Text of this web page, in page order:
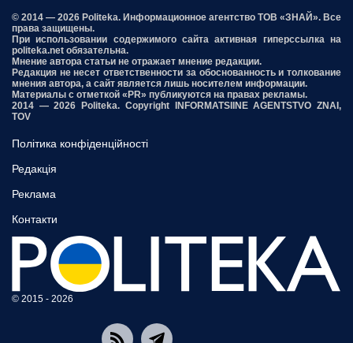
© 2014 — 2026 Politeka. Информационное агентство ТОВ «ЗНАЙ». Все
права защищены.
При использовании содержимого сайта активная гиперссылка на
politeka.net обязательна.
Мнение автора статьи не отражает мнение редакции.
Редакция не несет ответственности за обоснованность и толкование
мнения автора, а сайт является лишь носителем информации.
Материалы с отметкой «PR» публикуются на правах рекламы.
2014 — 2026 Politeka. Copyright INFORMATSIINE AGENTSTVO ZNAI,
TOV
Політика конфіденційності
Редакція
Реклама
Контакти
© 2015 - 2026